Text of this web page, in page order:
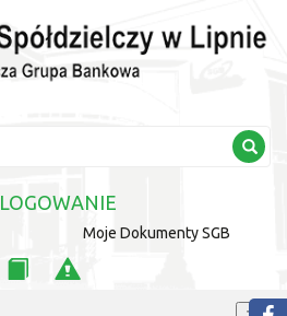
LOGOWANIE
Moje Dokumenty SGB